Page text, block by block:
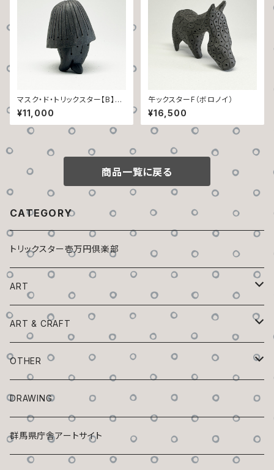
マスク・ド・トリックスター【B】
（雨だれ）
¥11,000
午ックスターF（ボロノイ）
¥16,500
商品一覧に戻る
CATEGORY
トリックスター壱万円倶楽部
ART
トリックスター百鬼夜行
チビックスター
フチックスター
座リックスター
座リックスター
ART & CRAFT
植木鉢ックスター
狭間の森
蚊取リックスター
花器ックスター
OTHER
ZINE「Trickster」
マスキングテープ
DRAWING
群馬県庁舎アートサイト